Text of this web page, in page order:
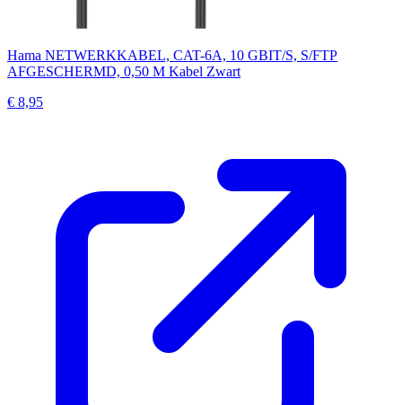
Hama NETWERKKABEL, CAT-6A, 10 GBIT/S, S/FTP
AFGESCHERMD, 0,50 M Kabel Zwart
€ 8,95